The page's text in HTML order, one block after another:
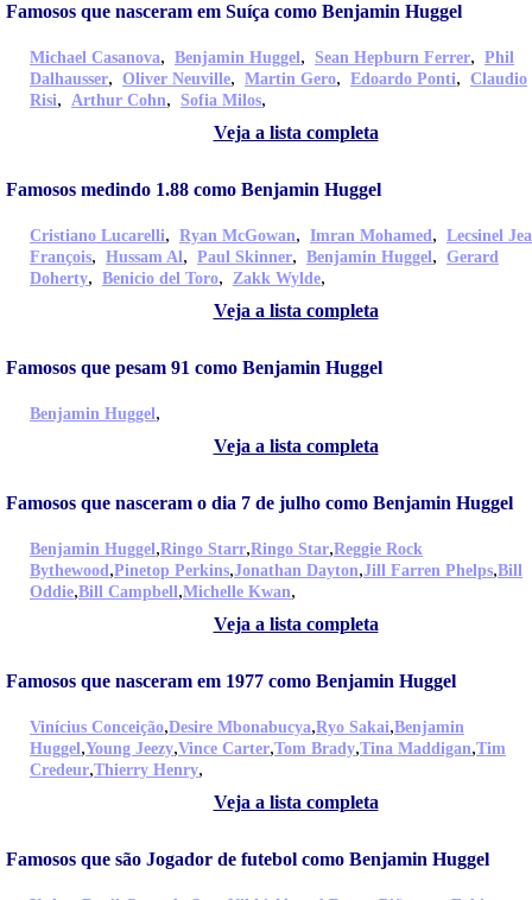
Famosos que nasceram em Suíça como Benjamin Huggel
Michael Casanova, Benjamin Huggel, Sean Hepburn Ferrer, Phil
Dalhausser, Oliver Neuville, Martin Gero, Edoardo Ponti, Claudio
Risi, Arthur Cohn, Sofia Milos,
Veja a lista completa
Famosos medindo 1.88 como Benjamin Huggel
Cristiano Lucarelli, Ryan McGowan, Imran Mohamed, Lecsinel
François, Hussam Al, Paul Skinner, Benjamin Huggel, Gerard
Doherty, Benicio del Toro, Zakk Wylde,
Veja a lista completa
Famosos que pesam 91 como Benjamin Huggel
Benjamin Huggel,
Veja a lista completa
Famosos que nasceram o dia 7 de julho como Benjamin Huggel
Benjamin Huggel,Ringo Starr,Ringo Star,Reggie Rock
Bythewood,Pinetop Perkins,Jonathan Dayton,Jill Farren Phelps,Bill
Oddie,Bill Campbell,Michelle Kwan,
Veja a lista completa
Famosos que nasceram em 1977 como Benjamin Huggel
Vinícius Conceição,Desire Mbonabucya,Ryo Sakai,Benjamin
Huggel,Young Jeezy,Vince Carter,Tom Brady,Tina Maddigan,Tim
Credeur,Thierry Henry,
Veja a lista completa
Famosos que são Jogador de futebol como Benjamin Huggel